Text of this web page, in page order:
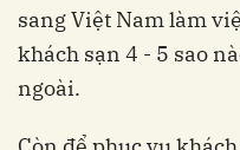
sang Việt Nam làm
khách sạn 4 - 5 sao
ngoài.